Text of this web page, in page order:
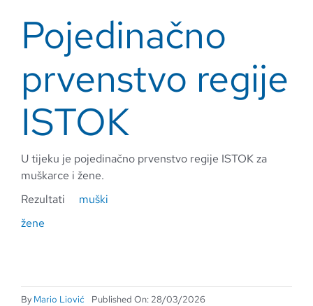
Pojedinačno
prvenstvo regije
ISTOK
U tijeku je pojedinačno prvenstvo regije ISTOK za
muškarce i žene.
Rezultati muški
žene
By Mario Liović Published On: 28/03/2026